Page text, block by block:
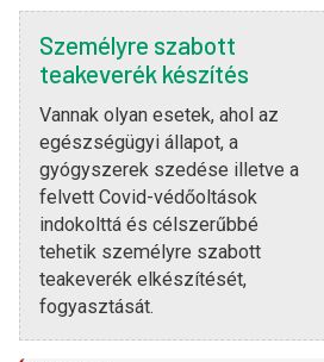
Személyre szabott
teakeverék készítés
Vannak olyan esetek, ahol az
egészségügyi állapot, a
gyógyszerek szedése illetve a
felvett Covid-védőoltások
indokolttá és célszerűbbé
tehetik személyre szabott
teakeverék elkészítését,
fogyasztását.